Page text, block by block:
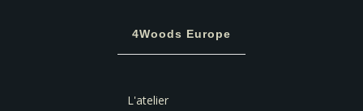
4Woods Europe
L'atelier